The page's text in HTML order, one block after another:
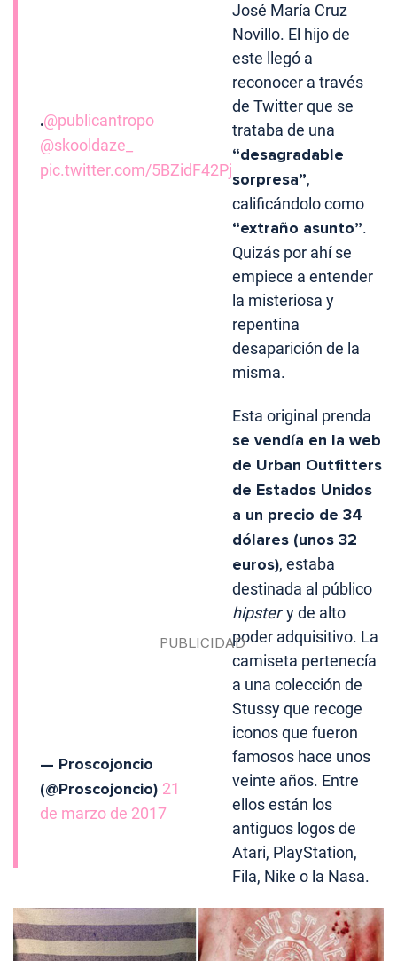
.@publicantropo
@skooldaze_
pic.twitter.com/5BZidF42Pj
— Proscojoncio
(@Proscojoncio) 21
de marzo de 2017
José María Cruz
Novillo. El hijo de
este llegó a
reconocer a través
de Twitter que se
trataba de una
“desagradable
sorpresa”,
calificándolo como
“extraño asunto”.
Quizás por ahí se
empiece a entender
la misteriosa y
repentina
desaparición de la
misma.
Esta original prenda
se vendía en la web
de Urban Outfitters
de Estados Unidos
a un precio de 34
dólares (unos 32
euros), estaba
destinada al público
hipster y de alto
poder adquisitivo. La
camiseta pertenecía
a una colección de
Stussy que recoge
iconos que fueron
famosos hace unos
veinte años. Entre
ellos están los
antiguos logos de
Atari, PlayStation,
Fila, Nike o la Nasa.